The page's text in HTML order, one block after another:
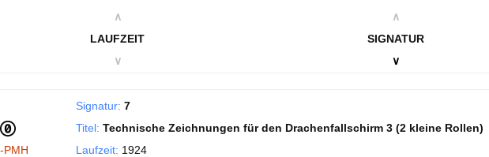
∧
LAUFZEIT
∨
∧
SIGNATUR
∨
PMH
Signatur: 7
Titel: Technische Zeichnungen für den Drachenfallschirm 3 (2 kleine Rollen)
Laufzeit: 1924